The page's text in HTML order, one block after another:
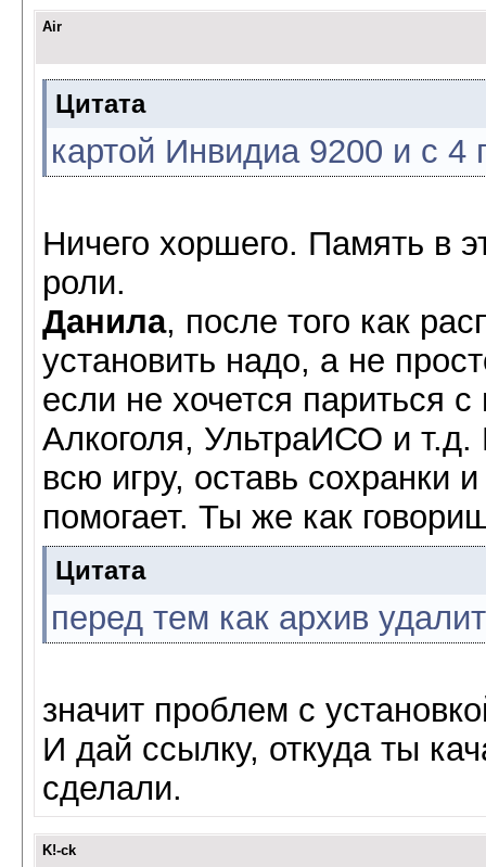
Air
Цитата
картой Инвидиа 9200 и с 4
Ничего хоршего. Память в
роли.
Данила, после того как
установить надо, а не
если не хочется париться
Алкоголя, УльтраИСО и
всю игру, оставь сохранки
помогает. Ты же как
Цитата
перед тем как архив
значит проблем с
И дай ссылку, откуда ты
сделали.
K!-ck